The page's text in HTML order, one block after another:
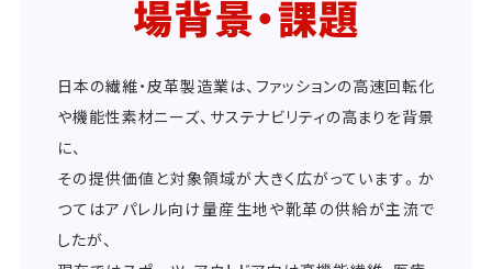
場背景・課題
日本の繊維・皮革製造業は、ファッションの高速回転化
や機能性素材ニーズ、サステナビリティの高まりを背景
に、
その提供価値と対象領域が大きく広がっています。か
つてはアパレル向け量産生地や靴革の供給が主流で
したが、